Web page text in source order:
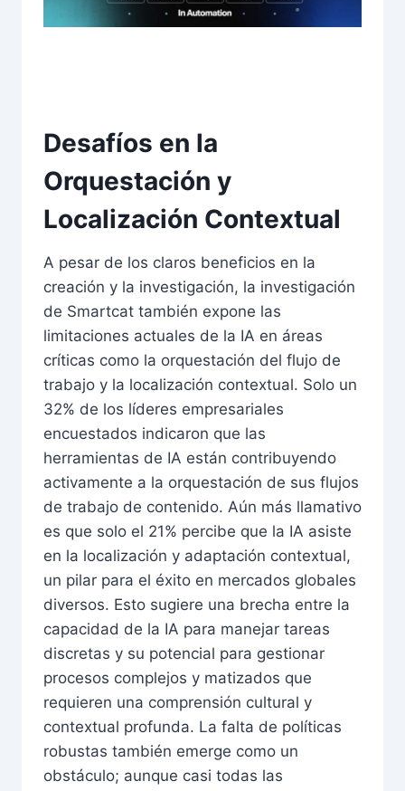
Desafíos en la
Orquestación y
Localización Contextual
A pesar de los claros beneficios en la
creación y la investigación, la investigación
de Smartcat también expone las
limitaciones actuales de la IA en áreas
críticas como la orquestación del flujo de
trabajo y la localización contextual. Solo un
32% de los líderes empresariales
encuestados indicaron que las
herramientas de IA están contribuyendo
activamente a la orquestación de sus flujos
de trabajo de contenido. Aún más llamativo
es que solo el 21% percibe que la IA asiste
en la localización y adaptación contextual,
un pilar para el éxito en mercados globales
diversos. Esto sugiere una brecha entre la
capacidad de la IA para manejar tareas
discretas y su potencial para gestionar
procesos complejos y matizados que
requieren una comprensión cultural y
contextual profunda. La falta de políticas
robustas también emerge como un
obstáculo; aunque casi todas las